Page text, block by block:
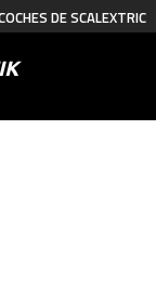
DE SCALEXTRIC